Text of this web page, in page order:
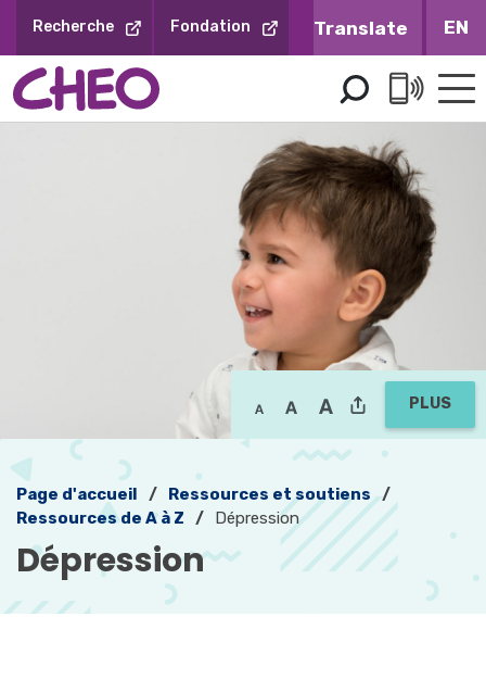
contenu
Recherche Fondation EN
PLUS
Page d'accueil
Ressources et soutiens
Ressources de A à Z
Dépression
Dépression